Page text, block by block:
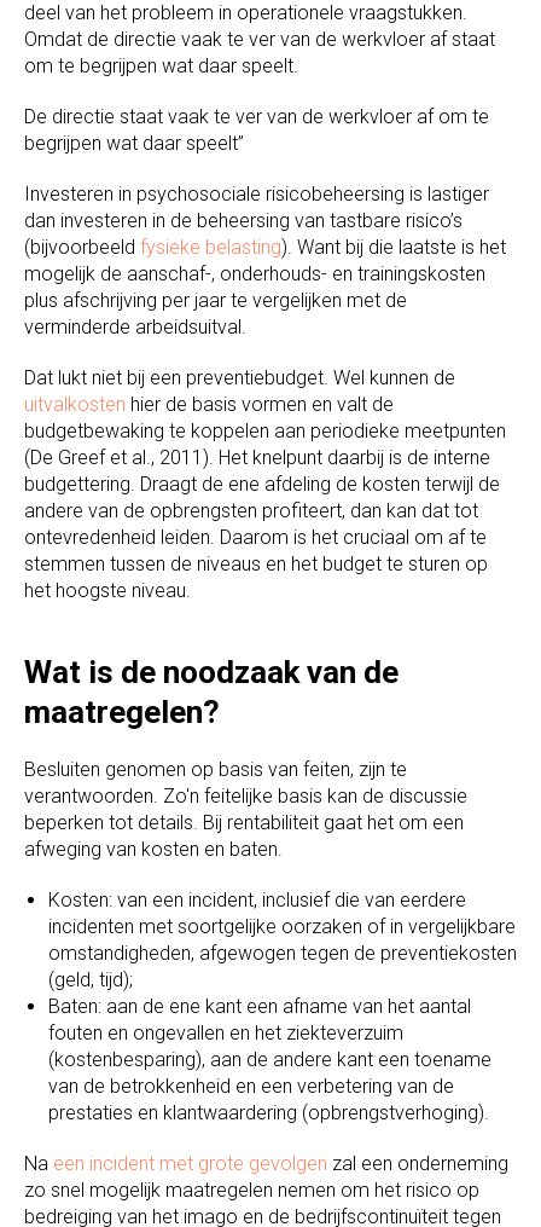
deel van het probleem in operationele vraagstukken.
Omdat de directie vaak te ver van de werkvloer af staat
om te begrijpen wat daar speelt.
De directie staat vaak te ver van de werkvloer af om te
begrijpen wat daar speelt”
Investeren in psychosociale risicobeheersing is lastiger
dan investeren in de beheersing van tastbare risico’s
(bijvoorbeeld fysieke belasting). Want bij die laatste is het
mogelijk de aanschaf-, onderhouds- en trainingskosten
plus afschrijving per jaar te vergelijken met de
verminderde arbeidsuitval.
Dat lukt niet bij een preventiebudget. Wel kunnen de
uitvalkosten hier de basis vormen en valt de
budgetbewaking te koppelen aan periodieke meetpunten
(De Greef et al., 2011). Het knelpunt daarbij is de interne
budgettering. Draagt de ene afdeling de kosten terwijl de
andere van de opbrengsten profiteert, dan kan dat tot
ontevredenheid leiden. Daarom is het cruciaal om af te
stemmen tussen de niveaus en het budget te sturen op
het hoogste niveau.
Wat is de noodzaak van de
maatregelen?
Besluiten genomen op basis van feiten, zijn te
verantwoorden. Zo'n feitelijke basis kan de discussie
beperken tot details. Bij rentabiliteit gaat het om een
afweging van kosten en baten.
Kosten: van een incident, inclusief die van eerdere
incidenten met soortgelijke oorzaken of in vergelijkbare
omstandigheden, afgewogen tegen de preventiekosten
(geld, tijd);
Baten: aan de ene kant een afname van het aantal
fouten en ongevallen en het ziekteverzuim
(kostenbesparing), aan de andere kant een toename
van de betrokkenheid en een verbetering van de
prestaties en klantwaardering (opbrengstverhoging).
Na een incident met grote gevolgen zal een onderneming
zo snel mogelijk maatregelen nemen om het risico op
bedreiging van het imago en de bedrijfscontinuïteit tegen